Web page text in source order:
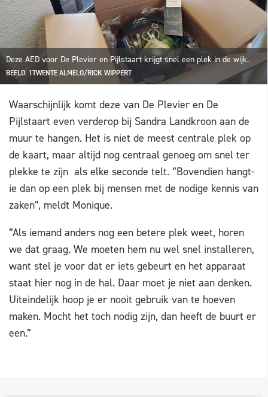
Deze AED voor De Plevier en Pijlstaart krijgt snel een plek in de wijk.
BEELD: 1TWENTE ALMELO/RICK WIPPERT
Waarschijnlijk komt deze van De Plevier en De
Pijlstaart even verderop bij Sandra Landkroon aan de
muur te hangen. Het is niet de meest centrale plek op
de kaart, maar altijd nog centraal genoeg om snel ter
plekke te zijn als elke seconde telt. ”Bovendien hangt-
ie dan op een plek bij mensen met de nodige kennis van
zaken”, meldt Monique.
”Als iemand anders nog een betere plek weet, horen
we dat graag. We moeten hem nu wel snel installeren,
want stel je voor dat er iets gebeurt en het apparaat
staat hier nog in de hal. Daar moet je niet aan denken.
Uiteindelijk hoop je er nooit gebruik van te hoeven
maken. Mocht het toch nodig zijn, dan heeft de buurt er
een.”